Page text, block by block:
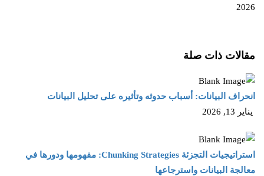
2026
مقالات ذات صلة
انحراف البيانات: أسباب حدوثه وتأثيره على تحليل البيانات
يناير 13, 2026
استراتيجيات التجزئة Chunking Strategies: مفهومها ودورها في
معالجة البيانات واسترجاعها